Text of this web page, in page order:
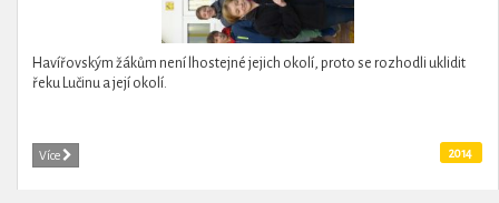
Havířovským žákům není lhostejné jejich okolí, proto se rozhodli uklidit
řeku Lučinu a její okolí.
Více 2014